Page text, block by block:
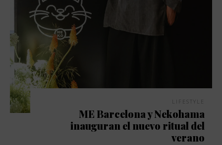
LIFESTYLE
ME Barcelona y Nekohama
inauguran el nuevo ritual del
verano